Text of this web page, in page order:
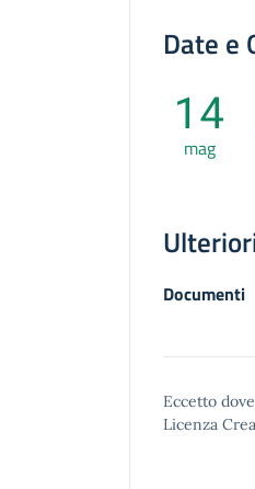
Date e
14
mag
Documenti
Eccetto
Licenza